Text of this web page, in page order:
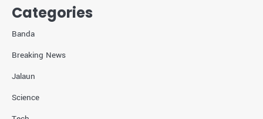
Categories
Banda
Breaking News
Jalaun
Science